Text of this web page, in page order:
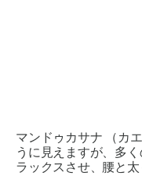
マンドゥカサナ （カ
うに見えますが、多
ラックスさせ、腰と太